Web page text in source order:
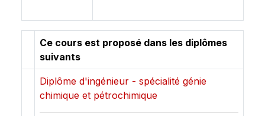
Ce cours est proposé dans les diplômes
suivants
Diplôme d'ingénieur - spécialité génie
chimique et pétrochimique